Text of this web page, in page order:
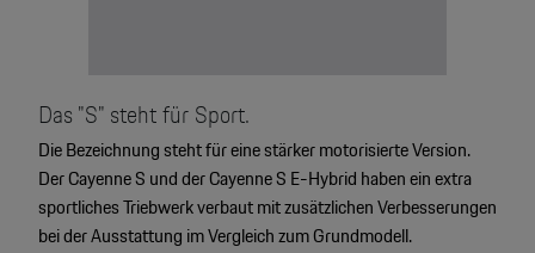
Das "S" steht für Sport.
Die Bezeichnung steht für eine stärker motorisierte Version.
Der Cayenne S und der Cayenne S E-Hybrid haben ein extra
sportliches Triebwerk verbaut mit zusätzlichen Verbesserungen
bei der Ausstattung im Vergleich zum Grundmodell.